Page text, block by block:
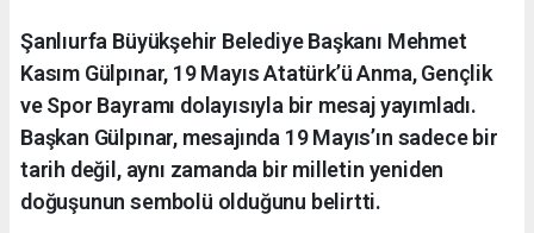
Şanlıurfa Büyükşehir Belediye Başkanı Mehmet
Kasım Gülpınar, 19 Mayıs Atatürk’ü Anma, Gençlik
ve Spor Bayramı dolayısıyla bir mesaj yayımladı.
Başkan Gülpınar, mesajında 19 Mayıs’ın sadece bir
tarih değil, aynı zamanda bir milletin yeniden
doğuşunun sembolü olduğunu belirtti.